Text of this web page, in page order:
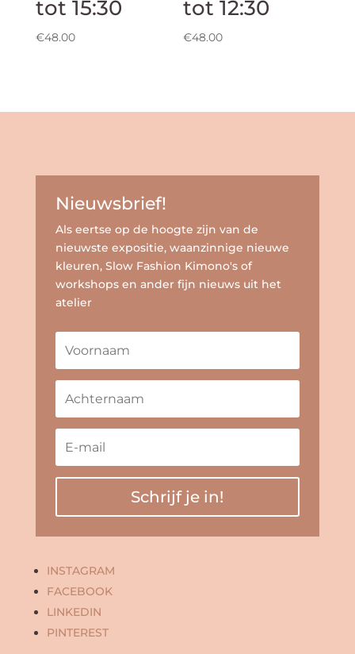
tot 15:30
€48.00
tot 12:30
€48.00
Nieuwsbrief!
Als eertse op de hoogte zijn van de
nieuwste expositie, waanzinnige nieuwe
kleuren, Slow Fashion Kimono's of
workshops en ander fijn nieuws uit het
atelier
Schrijf je in!
INSTAGRAM
FACEBOOK
LINKEDIN
PINTEREST